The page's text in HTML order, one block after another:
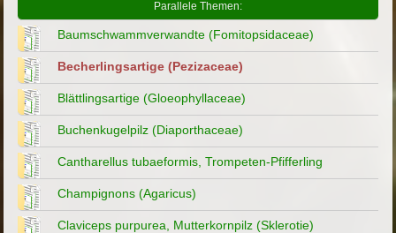
Parallele Themen:
Baumschwammverwandte (Fomitopsidaceae)
Becherlingsartige (Pezizaceae)
Blättlingsartige (Gloeophyllaceae)
Buchenkugelpilz (Diaporthaceae)
Cantharellus tubaeformis, Trompeten-Pfifferling
Champignons (Agaricus)
Claviceps purpurea, Mutterkornpilz (Sklerotie)